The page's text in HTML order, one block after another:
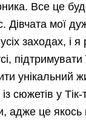
Все це
Дівчата мої
заходах, і
підтримувати
унікальний
сюжетів у Тік-
адже це якось